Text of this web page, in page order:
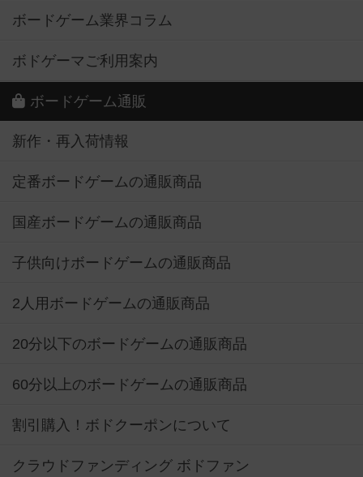
ボードゲーム業界コラム
ボドゲーマご利用案内
ボードゲーム通販
新作・再入荷情報
定番ボードゲームの通販商品
国産ボードゲームの通販商品
子供向けボードゲームの通販商品
2人用ボードゲームの通販商品
20分以下のボードゲームの通販商品
60分以上のボードゲームの通販商品
割引購入！ボドクーポンについて
クラウドファンディング ボドファン